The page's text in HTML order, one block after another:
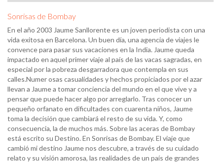
Sonrisas de Bombay
En el año 2003 Jaume Sanllorente es un joven periodista con una
vida exitosa en Barcelona. Un buen día, una agencia de viajes le
convence para pasar sus vacaciones en la India. Jaume queda
impactado en aquel primer viaje al país de las vacas sagradas, en
especial por la pobreza desgarradora que contempla en sus
calles.Numer osas casualidades y hechos propiciados por el azar
llevan a Jaume a tomar conciencia del mundo en el que vive y a
pensar que puede hacer algo por arreglarlo. Tras conocer un
pequeño orfanato en dificultades con cuarenta niños, Jaume
toma la decisión que cambiará el resto de su vida. Y, como
consecuencia, la de muchos más. Sobre las aceras de Bombay
está escrito su Destino. En Sonrisas de Bombay. El viaje que
cambió mi destino Jaume nos descubre, a través de su cuidado
relato y su visión amorosa, las realidades de un país de grandes